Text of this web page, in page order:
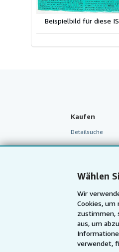
Wählen
Wir
Cookies, um
zustimmen,
aus, um
verwendet,
Beispielbild für diese
Kaufen
Detailsuche
Sammlungen
Meine
Warenkorb